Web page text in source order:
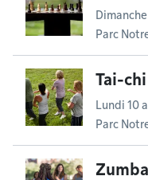
Parc
Tai-
Lundi 10
Parc